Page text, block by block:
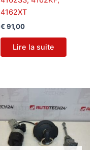
4162XT
€ 91,00
Lire la suite